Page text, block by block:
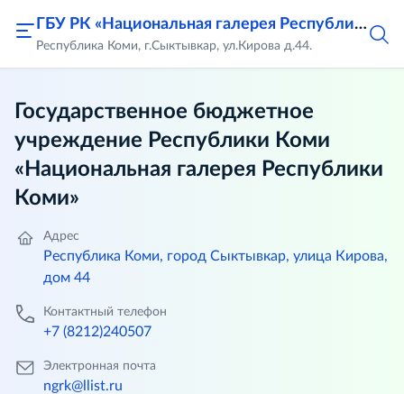
ГБУ РК «Национальная галерея Республики Коми»
Республика Коми, г.Сыктывкар, ул.Кирова д.44.
Государственное бюджетное
учреждение Республики Коми
«Национальная галерея Республики
Коми»
Адрес
Республика Коми, город Сыктывкар, улица Кирова,
дом 44
Контактный телефон
+7 (8212)240507
Электронная почта
ngrk@llist.ru